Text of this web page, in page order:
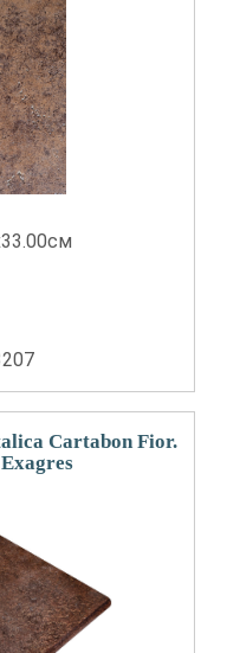
Cartabon Fior.